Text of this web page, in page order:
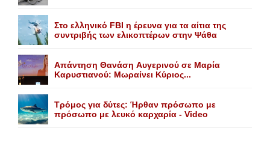
Στο ελληνικό FBI η έρευνα για τα αίτια της
συντριβής των ελικοπτέρων στην Ψάθα
Aπάντηση Θανάση Aυγερινού σε Mαρία
Kαρυστιανού: Mωραίνει Kύριος...
Τρόμος για δύτες: Ήρθαν πρόσωπο με
πρόσωπο με λευκό καρχαρία - Video